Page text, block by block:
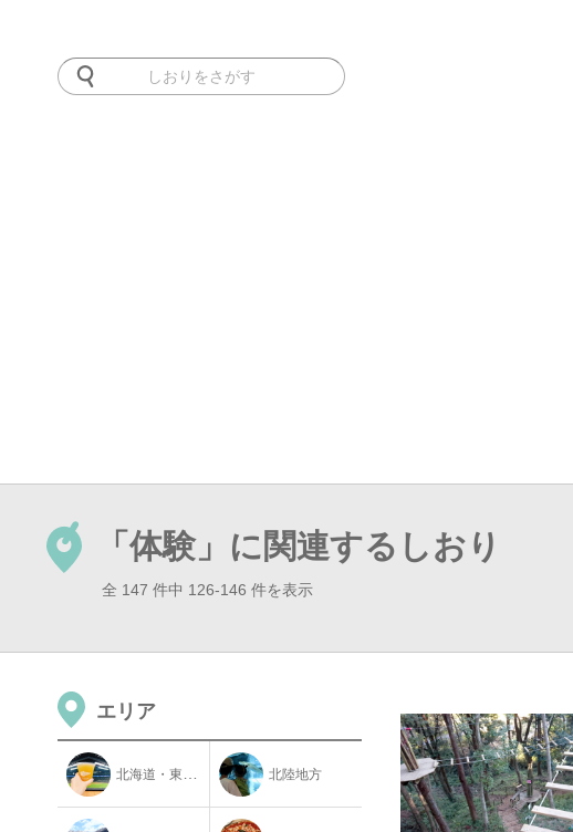
「体験」に関連するしおり
全 147 件中 126-146 件を表示
エリア
北海道・東北地方 北陸地方